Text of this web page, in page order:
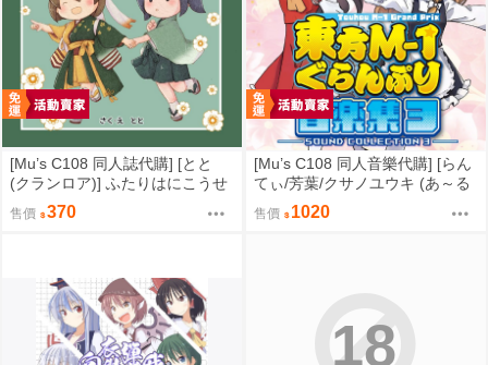
[Mu’s C108 同人誌代購] [とと
(クランロア)] ふたりはにこうせ
ん (艦隊收藏、艦娘)
售價 370
[Mu’s C108 同人音樂代購] [らん
てぃ/芳葉/クサノユウキ (あ～る
の～と)] 東方M-1ぐらんぷり音楽
集3 (東方Project)
售價 1020
18